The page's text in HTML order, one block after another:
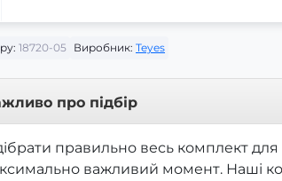
18720-05 Виробник: Teyes
про підбір
правильно весь комплект
важливий момент. Наші